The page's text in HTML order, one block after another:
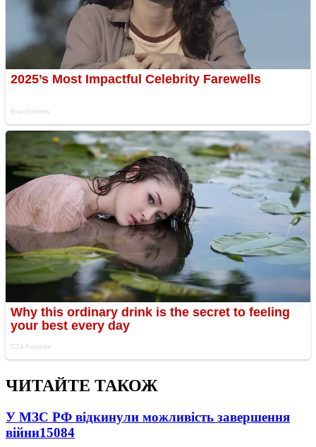
ЧИТАЙТЕ ТАКОЖ
У МЗС РФ відкинули можливість завершення
війни15084